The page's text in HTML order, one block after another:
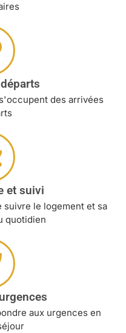
des arrivées
et suivi
suivre le logement et sa
quotidien
aux urgences en